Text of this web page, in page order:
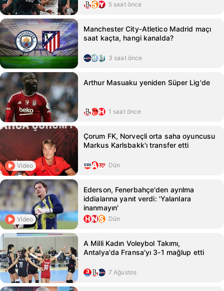
5 saat önce
Manchester City-Atletico Madrid maçı
saat kaçta, hangi kanalda?
3 saat önce
Arthur Masuaku yeniden Süper Lig'de
1 saat önce
Video
Çorum FK, Norveçli orta saha oyuncusu
Markus Karlsbakk'ı transfer etti
Dün
Video
Ederson, Fenerbahçe'den ayrılma
iddialarına yanıt verdi: 'Yalanlara
inanmayın'
Dün
A Milli Kadın Voleybol Takımı,
Antalya'da Fransa'yı 3-1 mağlup etti
7 Ağustos